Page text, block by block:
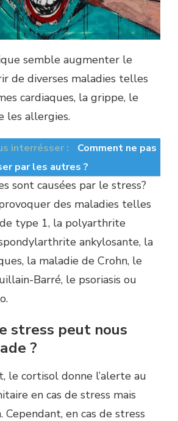
semble augmenter le
de diverses maladies telles
cardiaques, la grippe, le
les allergies.
interrésser :
Comment ne pas
par les autres ?
sont causées par le stress?
des maladies telles
type 1, la polyarthrite
ankylosante, la
la maladie de Crohn, le
Barré, le psoriasis ou
stress peut nous
?
le cortisol donne l’alerte au
en cas de stress mais
Cependant, en cas de stress